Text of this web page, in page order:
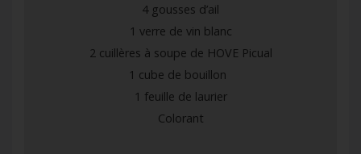
4 gousses d’ail
1 verre de vin blanc
2 cuillères à soupe de HOVE Picual
1 cube de bouillon
1 feuille de laurier
Colorant